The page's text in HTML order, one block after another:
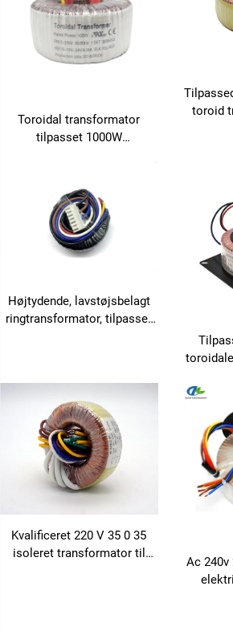
Toroidal transformator
tilpasset 1000W
2000w lavfrekvens-
transformator
toroid
Højtydende, lavstøjsbelagt
ringtransformator, tilpasset
Kvalificeret 220 V 35 0 35
isoleret transformator til
Ac 240v